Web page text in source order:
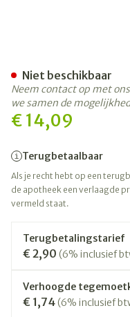
€ 14,09
Terugbetaalbaar
Als je recht hebt op een
de apotheek een verlaagde
vermeld staat.
Terugbetalingstarief
€ 2,90 (6% inclusief
Verhoogde
€ 1,74(6% inclusief
Niet beschikbaar
Neem contact op met
we samen de